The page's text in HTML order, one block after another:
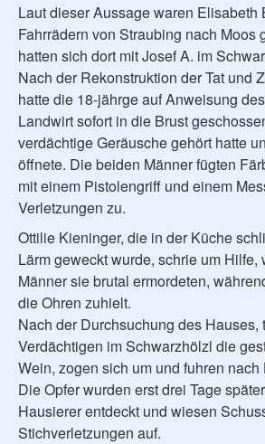
Laut dieser Aussage waren Elisabeth
Fahrrädern von Straubing nach Moos
hatten sich dort mit Josef A. im
Nach der Rekonstruktion der Tat und
hatte die 18-jährge auf Anweisung
Landwirt sofort in die Brust
verdächtige Geräusche gehört hatte
öffnete. Die beiden Männer fügten
mit einem Pistolengriff und einem
Verletzungen zu.
Ottilie Kieninger, die in der Küche
Lärm geweckt wurde, schrie um Hilfe,
Männer sie brutal ermordeten,
die Ohren zuhielt.
Nach der Durchsuchung des Hauses,
Verdächtigen im Schwarzhölzl die
Wein, zogen sich um und fuhren nach
Die Opfer wurden erst drei Tage
Hausierer entdeckt und wiesen
Stichverletzungen auf.